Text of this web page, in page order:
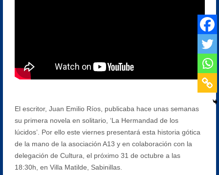
El escritor, Juan Emilio Ríos, publicaba hace unas semanas
su primera novela en solitario, ‘La Hermandad de los
lúcidos’. Por ello este viernes presentará esta historia gótica
de la mano de la asociación A13 y en colaboración con la
delegación de Cultura, el próximo 31 de octubre a las
18:30h, en Villa Matilde, Sabinillas.